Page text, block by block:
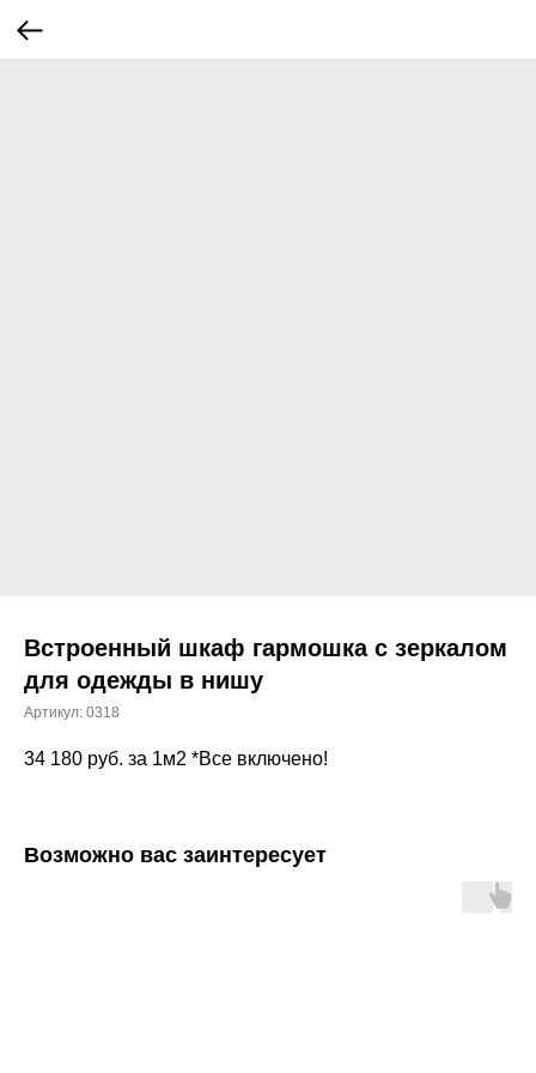
Встроенный шкаф гармошка с зеркалом
для одежды в нишу
Артикул: 0318
34 180 руб. за 1м2 *Все включено!
Возможно вас заинтересует